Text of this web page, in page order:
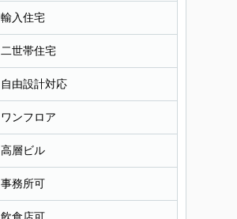
輸入住宅
二世帯住宅
自由設計対応
ワンフロア
高層ビル
事務所可